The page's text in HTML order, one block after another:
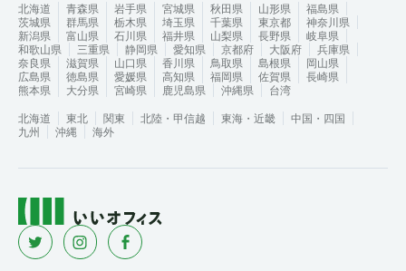
北海道 青森県 岩手県 宮城県 秋田県 山形県
福島県
茨城県
群馬県 栃木県 埼玉県 千葉県 東京都
神奈川県
新潟県
富山県 石川県 福井県 山梨県 長野県
岐阜県
和歌山県
三重県 静岡県 愛知県 京都府 大阪府
兵庫県
奈良県
滋賀県 山口県 香川県 鳥取県 島根県
岡山県
広島県
徳島県 愛媛県 高知県 福岡県 佐賀県
長崎県
熊本県
大分県 宮崎県 鹿児島県 沖縄県
台湾
北海道
東北 関東 北陸・甲信越 東海・近畿
中国・四国
九州
沖縄 海外